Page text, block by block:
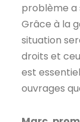
problème a
Grâce à la
situation
droits et
est
ouvrages